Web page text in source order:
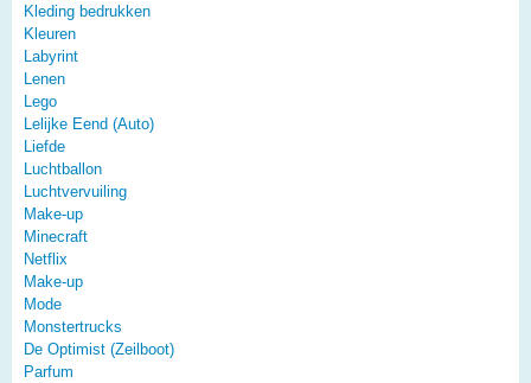
Kleding bedrukken
Kleuren
Labyrint
Lenen
Lego
Lelijke Eend (Auto)
Liefde
Luchtballon
Luchtvervuiling
Make-up
Minecraft
Netflix
Make-up
Mode
Monstertrucks
De Optimist (Zeilboot)
Parfum